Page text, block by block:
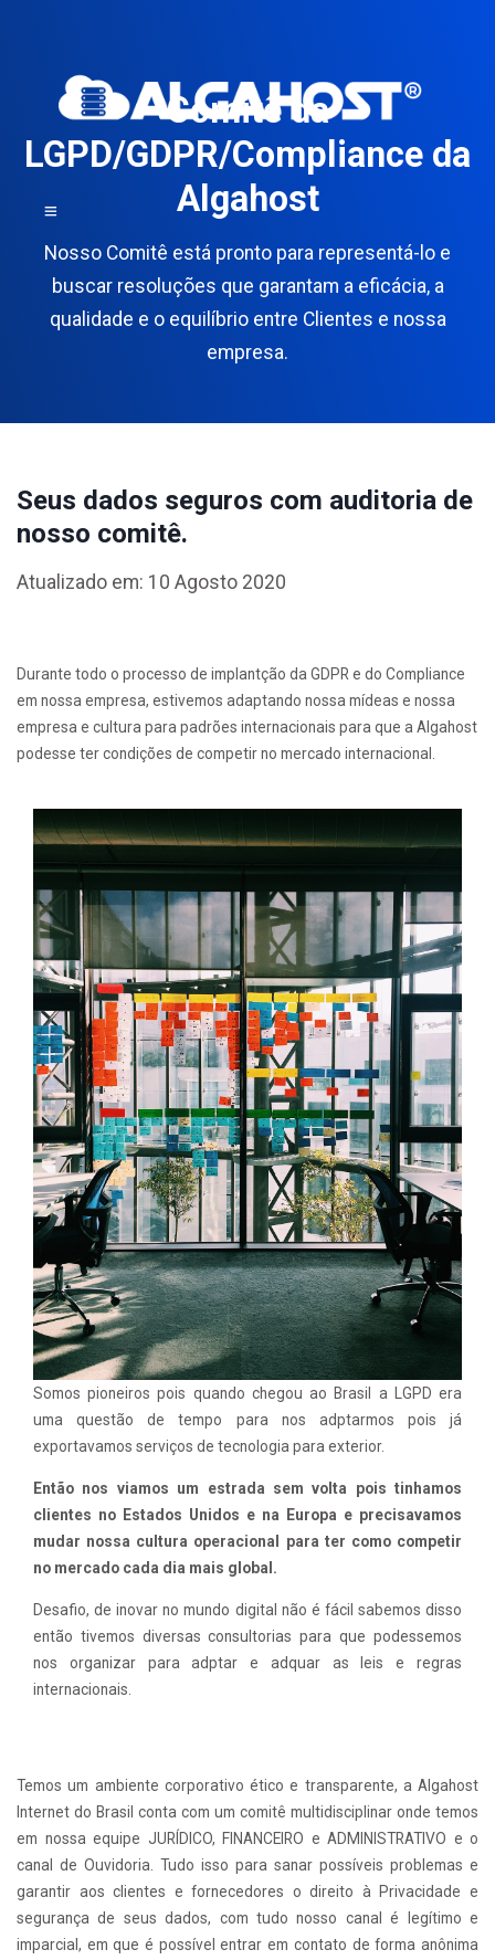
Comitê da
LGPD/GDPR/Compliance da
Algahost
Nosso Comitê está pronto para representá-lo e
buscar resoluções que garantam a eficácia, a
qualidade e o equilíbrio entre Clientes e nossa
empresa.
Seus dados seguros com auditoria de
nosso comitê.
Atualizado em: 10 Agosto 2020
Durante todo o processo de implantção da GDPR e do Compliance
em nossa empresa, estivemos adaptando nossa mídeas e nossa
empresa e cultura para padrões internacionais para que a Algahost
podesse ter condições de competir no mercado internacional.
Somos pioneiros pois quando chegou ao Brasil a LGPD era
uma questão de tempo para nos adptarmos pois já
exportavamos serviços de tecnologia para exterior.
Então nos viamos um estrada sem volta pois tinhamos
clientes no Estados Unidos e na Europa e precisavamos
mudar nossa cultura operacional para ter como competir
no mercado cada dia mais global.
Desafio, de inovar no mundo digital não é fácil sabemos disso
então tivemos diversas consultorias para que podessemos
nos organizar para adptar e adquar as leis e regras
internacionais.
Temos um ambiente corporativo ético e transparente, a Algahost
Internet do Brasil conta com um comitê multidisciplinar onde temos
em nossa equipe JURÍDICO, FINANCEIRO e ADMINISTRATIVO e o
canal de Ouvidoria. Tudo isso para sanar possíveis problemas e
garantir aos clientes e fornecedores o direito à Privacidade e
segurança de seus dados, com tudo nosso canal é legítimo e
imparcial, em que é possível entrar em contato de forma anônima